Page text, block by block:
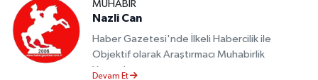
MUHABIR
Nazli Can
Haber Gazetesi'nde İlkeli Habercilik ile
Objektif olarak Araştırmacı Muhabirlik
Yapmaktayım.
Devam Et